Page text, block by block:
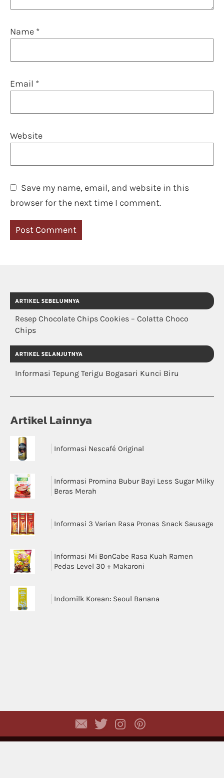
Name *
Email *
Website
Save my name, email, and website in this
browser for the next time I comment.
ARTIKEL SEBELUMNYA
Resep Chocolate Chips Cookies – Colatta Choco
Chips
ARTIKEL SELANJUTNYA
Informasi Tepung Terigu Bogasari Kunci Biru
Artikel Lainnya
Informasi Nescafé Original
Informasi Promina Bubur Bayi Less Sugar Milky
Beras Merah
Informasi 3 Varian Rasa Pronas Snack Sausage
Informasi Mi BonCabe Rasa Kuah Ramen
Pedas Level 30 + Makaroni
Indomilk Korean: Seoul Banana